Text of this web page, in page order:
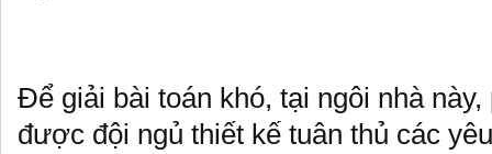
Để giải bài toán khó, tại ngôi nhà này,
được đội ngủ thiết kế tuân thủ các